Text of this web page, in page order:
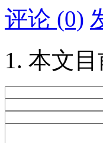
评论 (0)
本文